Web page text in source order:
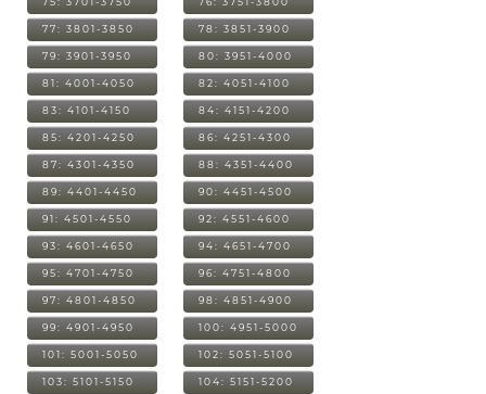
77: 3801-3850 78: 3851-3900
79: 3901-3950 80: 3951-4000
81: 4001-4050 82: 4051-4100
83: 4101-4150 84: 4151-4200
85: 4201-4250 86: 4251-4300
87: 4301-4350 88: 4351-4400
89: 4401-4450 90: 4451-4500
91: 4501-4550 92: 4551-4600
93: 4601-4650 94: 4651-4700
95: 4701-4750 96: 4751-4800
97: 4801-4850 98: 4851-4900
99: 4901-4950 100: 4951-5000
101: 5001-5050 102: 5051-5100
103: 5101-5150 104: 5151-5200